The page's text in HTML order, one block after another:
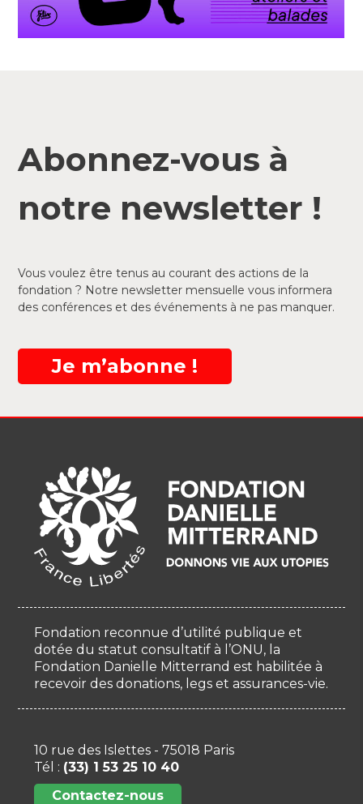
Abonnez-vous à
notre newsletter !
Vous voulez être tenus au courant des actions de la
fondation ? Notre newsletter mensuelle vous informera
des conférences et des événements à ne pas manquer.
Je m’abonne !
Fondation reconnue d’utilité publique et
dotée du statut consultatif à l’ONU, la
Fondation Danielle Mitterrand est habilitée à
recevoir des donations, legs et assurances-vie.
10 rue des Islettes - 75018 Paris
Tél : (33) 1 53 25 10 40
Contactez-nous